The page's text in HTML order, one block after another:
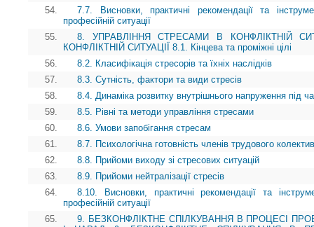
54.
7.7. Висновки, практичні рекомендації та
професійній ситуації
55.
8. УПРАВЛІННЯ СТРЕСАМИ В КОНФЛІКТНІЙ
КОНФЛІКТНІЙ СИТУАЦІЇ 8.1. Кінцева та проміжні цілі
56.
8.2. Класифікація стресорів та їхніх наслідків
57.
8.3. Сутність, фактори та види стресів
58.
8.4. Динаміка розвитку внутрішнього напруження під
59.
8.5. Рівні та методи управління стресами
60.
8.6. Умови запобігання стресам
61.
8.7. Психологічна готовність членів трудового
62.
8.8. Прийоми виходу зі стресових ситуацій
63.
8.9. Прийоми нейтралізації стресів
64.
8.10. Висновки, практичні рекомендації та
професійній ситуації
65.
9. БЕЗКОНФЛІКТНЕ СПІЛКУВАННЯ В ПРОЦЕСІ